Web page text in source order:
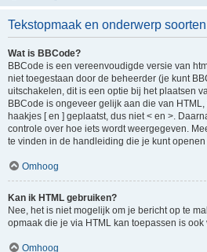
Tekstopmaak en onderwerp soorten
Wat is BBCode?
BBCode is een vereenvoudigde versie van
niet toegestaan door de beheerder (je kunt
uitschakelen, dit is een optie bij het plaatsen
BBCode is ongeveer gelijk aan die van
haakjes [ en ] geplaatst, dus niet < en >.
controle over hoe iets wordt weergegeven.
te vinden in de handleiding die je kunt
Omhoog
Kan ik HTML gebruiken?
Nee, het is niet mogelijk om je bericht op te
opmaak die je via HTML kan toepassen is
Omhoog